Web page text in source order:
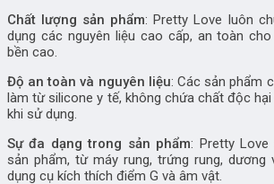
Chất lượng sản phẩm: Pretty Love luôn
dụng các nguyên liệu cao cấp, an toàn
bền cao.
Độ an toàn và nguyên liệu: Các sản phẩm
làm từ silicone y tế, không chứa chất độc
khi sử dụng.
Sự đa dạng trong sản phẩm: Pretty Love
sản phẩm, từ máy rung, trứng rung,
dụng cụ kích thích điểm G và âm vật.